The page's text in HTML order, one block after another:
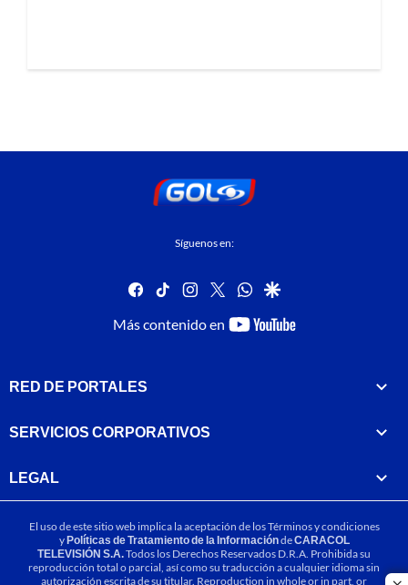
Síguenos en:
facebook
tiktok instagram
twitterwhatsapp
google
Más contenido en
youtube-
RED DE PORTALES
SERVICIOS CORPORATIVOS
LEGAL
El uso de este sitio web implica la aceptación de losTérminos y condiciones
yPolíticas de Tratamiento de la InformacióndeCARACOL
TELEVISIÓN S.A.Todos los Derechos Reservados D.R.A. Prohibida su
reproducción total o parcial, así como su traducción a cualquier idioma sin
autorización escrita de su titular. Reproduction in whole or in part, or